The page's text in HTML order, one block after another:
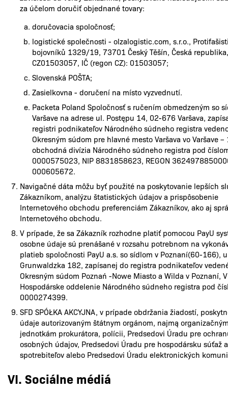
za účelom doručiť objednané tovary:
doručovacia spoločnosť;
logistické společnosti - olzalogistic.com, s.r.o.,
bojovníků 1329/19, 73701 Český Těšín, Česká
CZ01503057, IČ (regon CZ): 01503057;
Slovenská POŠTA;
Zasielkovna - doručení na místo vyzvednutí.
Packeta Poland Spoločnosť s ručením obmedzeným so
Varšave na adrese ul. Postępu 14, 02-676 Varšava,
registri podnikateľov Národného súdneho registra
Okresným súdom pre hlavné mesto Varšava vo Varšave –
obchodná divízia Národného súdneho registra pod
0000575023, NIP 8831858623, REGON
000605672.
Navigačné dáta môžu byť použité na poskytovanie lepších
Zákazníkom, analýzu štatistických údajov a prispôsobenie
Internetového obchodu preferenciám Zákazníkov, ako aj
Internetového obchodu.
V prípade, že sa Zákazník rozhodne platiť pomocou PayU
osobne údaje sú prenášané v rozsahu potrebnom na
platieb spoločnosti PayU a.s. so sídlom v Poznaní(60-166),
Grunwaldzka 182, zapísanej do registra podnikateľov
Okresným súdom Poznań -Nowe Miasto a Wilda v Poznaní,
Hospodárske oddelenie Národného súdneho registra pod
0000274399.
SFD SPÓŁKA AKCYJNA, v prípade obdržania žiadostí,
údaje autorizovaným štátnym orgánom, najmą
jednotkám prokurátora, polícii, Predsedovi Úradu pre
osobných údajov, Predsedovi Úradu pre hospodársku súťaž
spotrebiteľov alebo Predsedovi Úradu elektronických
VI. Sociálne médiá